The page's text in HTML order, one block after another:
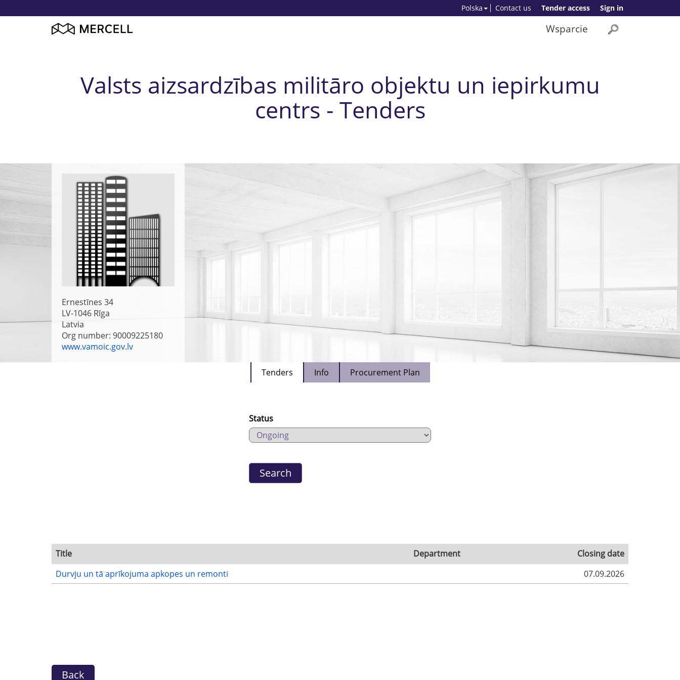
Sign in
Tender access
Contact us
Polska
Wsparcie
Valsts aizsardzības militāro objektu un iepirkumu
centrs - Tenders
Ernestīnes 34
LV-1046 Rīga
Latvia
Org number: 90009225180
www.vamoic.gov.lv
Tenders Info Procurement Plan
Status
Title Department
Closing date
Durvju un tā aprīkojuma apkopes un remonti
07.09.2026
Back